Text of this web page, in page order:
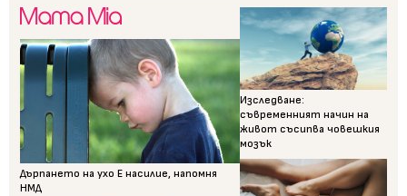
Дърпането на ухо Е насилие, напомня
НМД
Изследване:
съвременният начин на
живот съсипва човешкия
мозък